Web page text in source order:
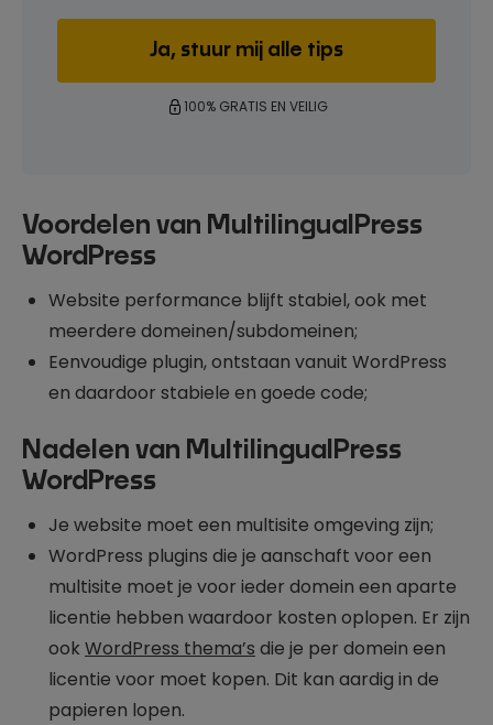
100% GRATIS EN VEILIG
Voordelen van MultilingualPress
WordPress
Website performance blijft stabiel, ook met
meerdere domeinen/subdomeinen;
Eenvoudige plugin, ontstaan vanuit WordPress
en daardoor stabiele en goede code;
Nadelen van MultilingualPress
WordPress
Je website moet een multisite omgeving zijn;
WordPress plugins die je aanschaft voor een
multisite moet je voor ieder domein een aparte
licentie hebben waardoor kosten oplopen. Er zijn
ook WordPress thema’s die je per domein een
licentie voor moet kopen. Dit kan aardig in de
papieren lopen.